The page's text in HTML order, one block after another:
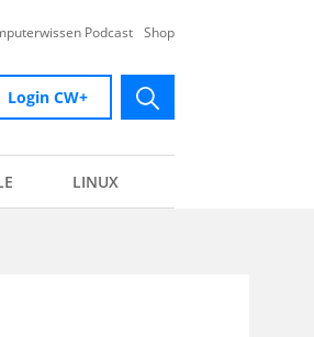
Podcast Shop
Login CW+
submit
LINUX